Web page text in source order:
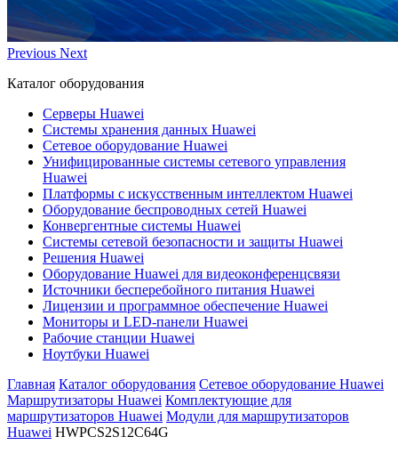
Previous Next
Каталог оборудования
Серверы Huawei
Системы хранения данных Huawei
Сетевое оборудование Huawei
Унифицированные системы сетевого управления
Huawei
Платформы с искусственным интеллектом Huawei
Оборудование беспроводных сетей Huawei
Конвергентные системы Huawei
Системы сетевой безопасности и защиты Huawei
Решения Huawei
Оборудование Huawei для видеоконференцсвязи
Источники бесперебойного питания Huawei
Лицензии и программное обеспечение Huawei
Мониторы и LED-панели Huawei
Рабочие станции Huawei
Ноутбуки Huawei
Главная Каталог оборудования Сетевое оборудование Huawei
Маршрутизаторы Huawei Комплектующие для
маршрутизаторов Huawei Модули для маршрутизаторов
Huawei HWPCS2S12C64G